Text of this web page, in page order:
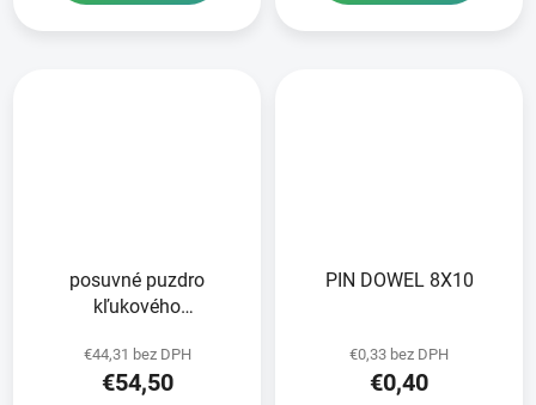
posuvné puzdro
kľukového
ORIGINÁL KYMCO
€44,31 bez DPH
€54,50
PIN DOWEL 8X10
€0,33 bez DPH
€0,40